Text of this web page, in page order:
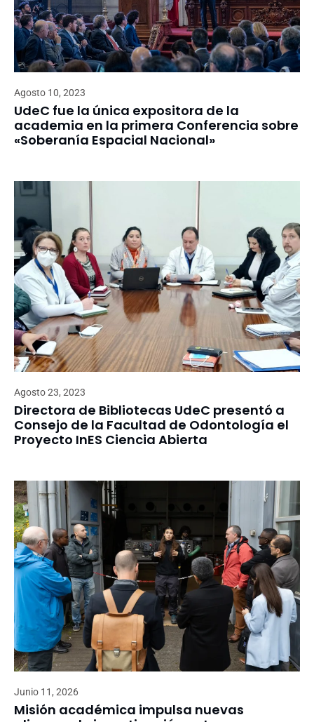
Agosto 10, 2023
UdeC fue la única expositora de la
academia en la primera Conferencia sobre
«Soberanía Espacial Nacional»
Agosto 23, 2023
Directora de Bibliotecas UdeC presentó a
Consejo de la Facultad de Odontología el
Proyecto InES Ciencia Abierta
Junio 11, 2026
Misión académica impulsa nuevas